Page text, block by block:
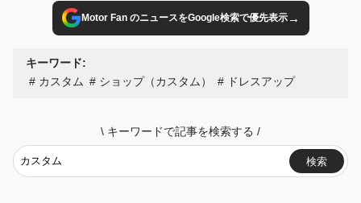
Motor Fan のニュースをGoogle検索で優先表示→
キーワード:
カスタム
ショップ（カスタム） ドレスアップ
\ キーワードで記事を検索する /
検索